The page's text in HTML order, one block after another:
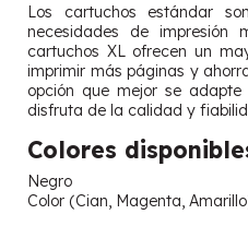
Los cartuchos estándar
necesidades de impresión
cartuchos XL ofrecen un
imprimir más páginas y
opción que mejor se
disfruta de la calidad y
Colores
Negro
Color (Cian, Magenta,